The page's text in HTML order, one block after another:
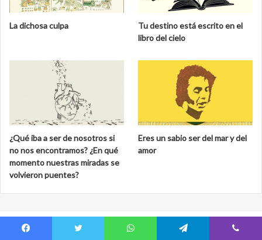
La dichosa culpa
Tu destino está escrito en el
libro del cielo
¿Qué iba a ser de nosotros si
no nos encontramos? ¿En qué
momento nuestras miradas se
volvieron puentes?
Eres un sabio ser del mar y del
amor